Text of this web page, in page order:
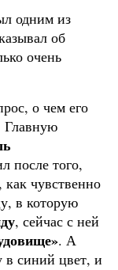
одним из
об
очень
о чем его
Главную
после того,
чувственно
в которую
, сейчас с ней
. А
в синий цвет, и